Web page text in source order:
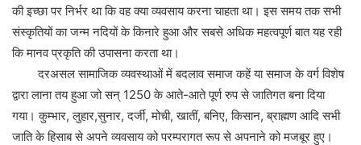
की इच्छा पर निर्भर था कि वह क्या व्यवसाय करना चाहता था। इस समय तक सभी
संस्कृतियों का जन्म नदियों के किनारे हुआ और सबसे अधिक महत्वपूर्ण बात यह रही
कि मानव प्रकृति की उपासना करता था।
दरअसल सामाजिक व्यवस्थाओं में बदलाव समाज कहें या समाज के वर्ग विशेष
द्वारा लाना तय हुआ जो सन् 1250 के आते-आते पूर्ण रुप से जातिगत बना दिया
गया। कुम्भार, लुहार,सुनार, दर्जी, मोची, खातीं, बनिए, किसान, ब्राह्मण आदि सभी
जाति के हिसाब से अपने व्यवसाय को परम्परागत रूप से अपनाने को मजबूर हुए।